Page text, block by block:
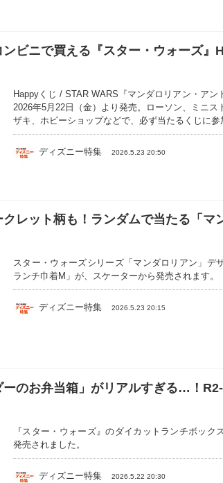
ビニで買える『スター・ウォーズ』
Happyくじ / STAR WARS『マンダロリアン・アン
2026年5月22日（金）より発売。ローソン、ミニス
ザキ、ホビーショップなどで、必ず当たるくじに参
ディズニー特集 2026.5.23 20:50
クレット柄も！ランダムで当たる「マ
スター・ウォーズシリーズ「マンダロリアン」デ
ランチ巾着M」が、スケーターから発売されます。
ディズニー特集 2026.5.23 20:15
ーのお弁当箱」がリアルすぎる…！
『スター・ウォーズ』のダイカットランチボック
発売されました。
ディズニー特集 2026.5.22 20:30